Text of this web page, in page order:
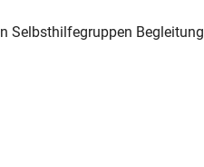
Selbsthilfegruppen Begleitung